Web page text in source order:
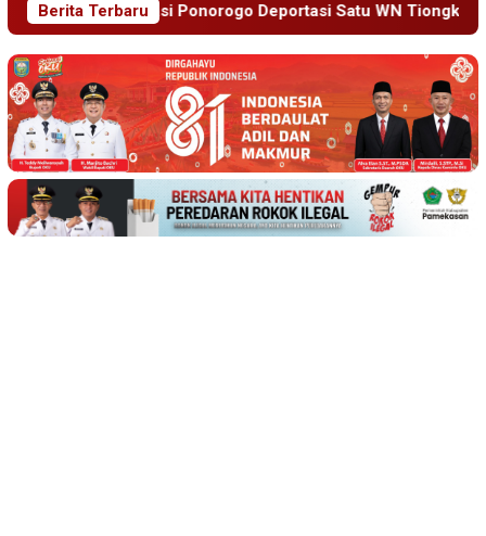
Berita Terbaru
Satu WN Tiongkok Salahgunakan Ijin Tinggal 19